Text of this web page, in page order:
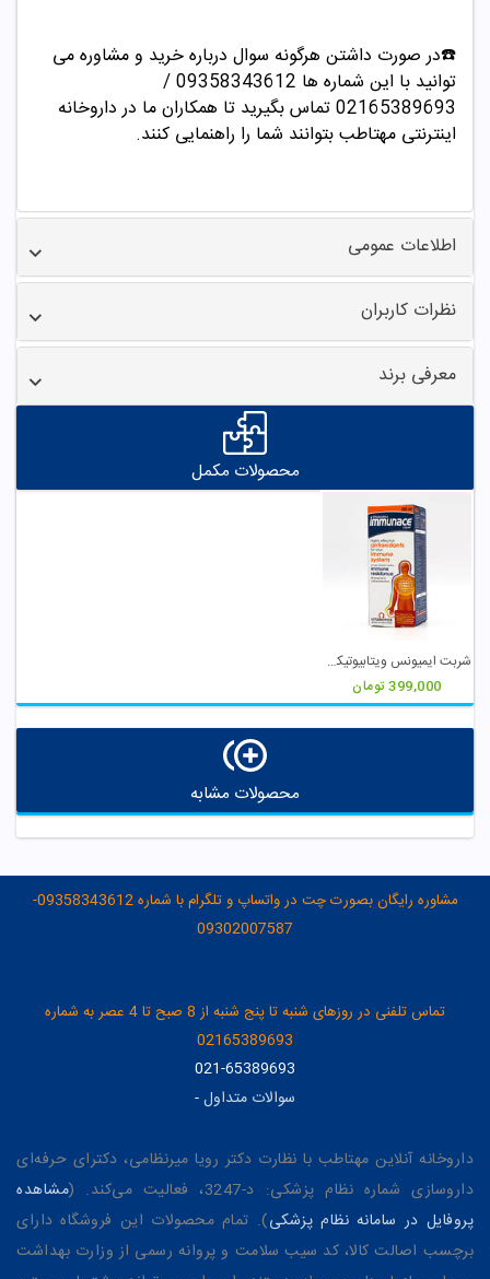
☎️در صورت داشتن هرگونه سوال درباره خرید و مشاوره می
توانید با این شماره ها 09358343612 /
02165389693تماس بگیرید تا همکاران ما در داروخانه
اینترنتی مهتاطب بتوانند شما را راهنمایی کنند.
اطلاعات عمومی
نظرات کاربران
معرفی برند
محصولات مکمل
شربت ایمیونس ویتابیوتیکس
399,000 تومان
محصولات مشابه
مشاوره رایگان بصورت چت در واتساپ و تلگرام با شماره 09358343612-
09302007587
تماس تلفنی در روزهای شنبه تا پنج شنبه از 8 صبح تا 4 عصر به شماره
02165389693
021-65389693
سوالات متداول-
داروخانه آنلاین مهتاطب با نظارت دکتر رویا میرنظامی، دکترای حرفه‌ای
داروسازی شماره نظام پزشکی: د-3247، فعالیت می‌کند. (
مشاهده
پروفایل در سامانه نظام پزشکی). تمام محصولات این فروشگاه دارای
برچسب اصالت کالا، کد سیب سلامت و پروانه رسمی از وزارت بهداشت